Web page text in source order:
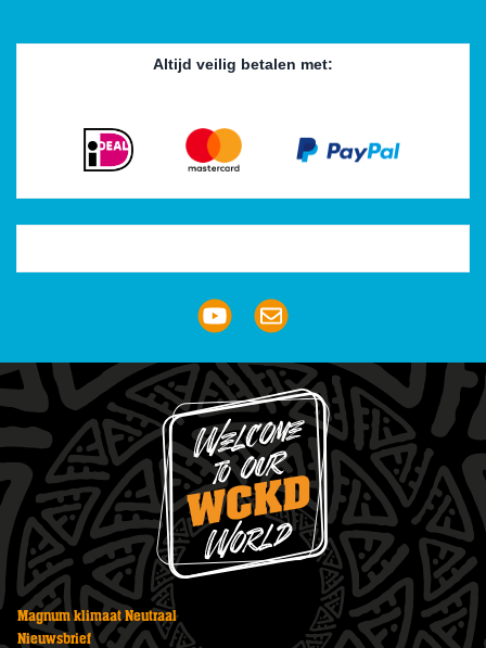
Altijd veilig betalen met:
Magnum klimaat Neutraal
Nieuwsbrief